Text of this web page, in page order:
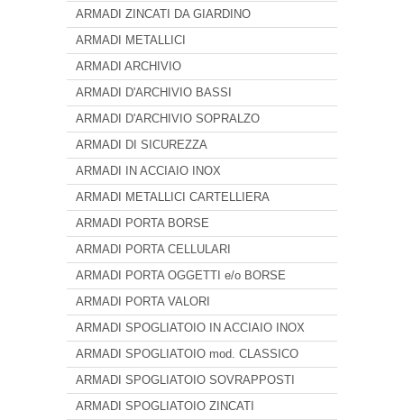
ARMADI ZINCATI DA GIARDINO
ARMADI METALLICI
ARMADI ARCHIVIO
ARMADI D'ARCHIVIO BASSI
ARMADI D'ARCHIVIO SOPRALZO
ARMADI DI SICUREZZA
ARMADI IN ACCIAIO INOX
ARMADI METALLICI CARTELLIERA
ARMADI PORTA BORSE
ARMADI PORTA CELLULARI
ARMADI PORTA OGGETTI e/o BORSE
ARMADI PORTA VALORI
ARMADI SPOGLIATOIO IN ACCIAIO INOX
ARMADI SPOGLIATOIO mod. CLASSICO
ARMADI SPOGLIATOIO SOVRAPPOSTI
ARMADI SPOGLIATOIO ZINCATI